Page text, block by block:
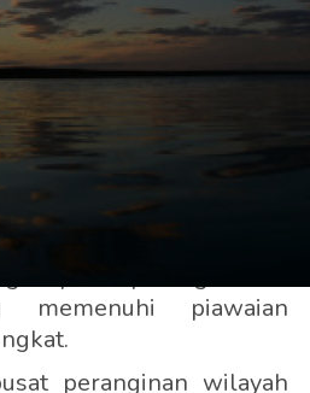
memenuhi piawaian
peranginan wilayah